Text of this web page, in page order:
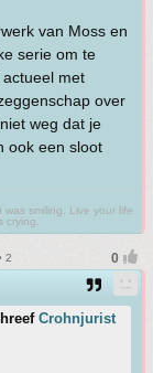
van Moss en
serie om te
met
over
weg dat je
ook een sloot
smiling. Live your life
2
Crohnjurist